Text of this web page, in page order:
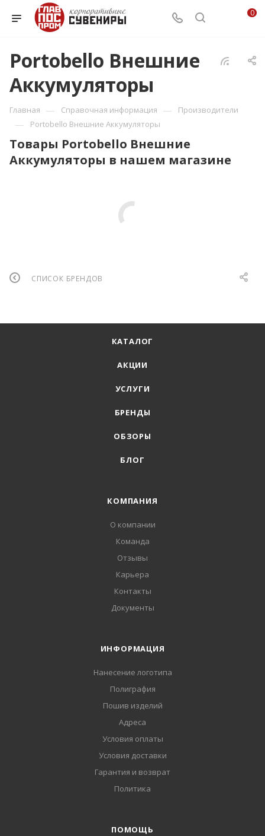
0
Portobello Внешние
Аккумуляторы
Главная — Справочная информация — Производители
— Portobello Внешние Аккумуляторы
Товары Portobello Внешние
Аккумуляторы в нашем магазине
СПИСОК БРЕНДОВ
КАТАЛОГ
АКЦИИ
УСЛУГИ
БРЕНДЫ
ОБЗОРЫ
БЛОГ
КОМПАНИЯ
О компании
Команда
Отзывы
Карьера
Контакты
Документы
ИНФОРМАЦИЯ
Нанесение логотипа
Полиграфия
Пошив изделий
Адреса
Условия оплаты
Условия доставки
Гарантия и возврат
Политика
ПОМОЩЬ